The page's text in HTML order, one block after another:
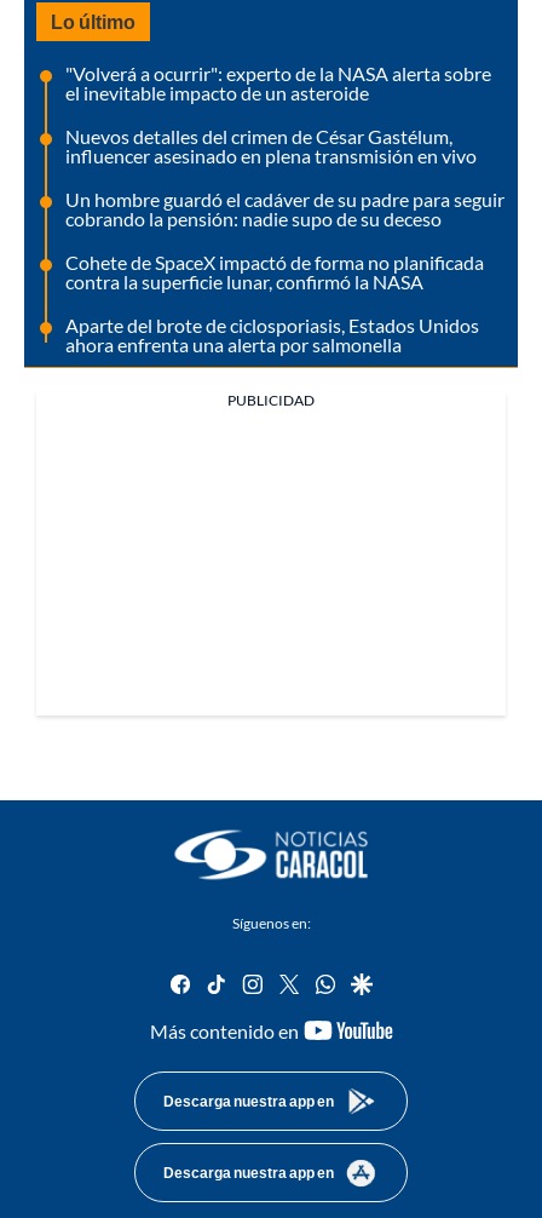
Lo último
"Volverá a ocurrir": experto de la NASA alerta sobre
el inevitable impacto de un asteroide
Nuevos detalles del crimen de César Gastélum,
influencer asesinado en plena transmisión en vivo
Un hombre guardó el cadáver de su padre para seguir
cobrando la pensión: nadie supo de su deceso
Cohete de SpaceX impactó de forma no planificada
contra la superficie lunar, confirmó la NASA
Aparte del brote de ciclosporiasis, Estados Unidos
ahora enfrenta una alerta por salmonella
PUBLICIDAD
Síguenos en:
facebook
tiktok instagram
twitterwhatsapp
google
Más contenido en
youtube-
Descarga nuestra app en
Descarga nuestra app en